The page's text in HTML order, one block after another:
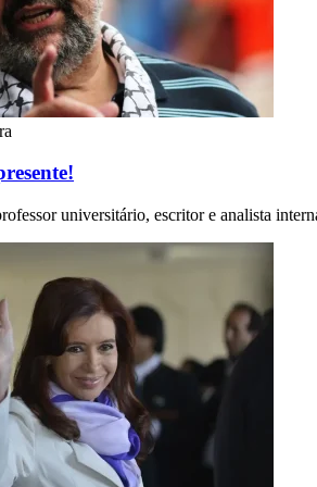
universitário, escritor e analista